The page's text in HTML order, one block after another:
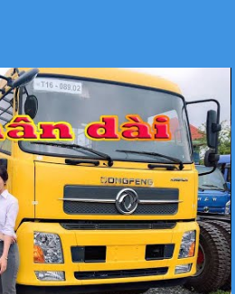
Xe tải Foton 990kg
Xe tải Foton 990kg